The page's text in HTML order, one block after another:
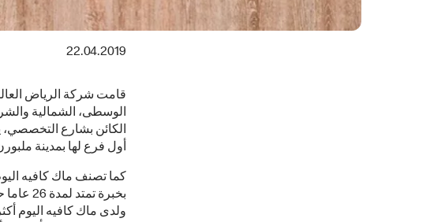
22.04.2019
قامت شركة الرياض
الوسطى، الشمالية
الكائن بشارع التخصصي،
أول فرع لها بمدينة ملبورن
بخبرة